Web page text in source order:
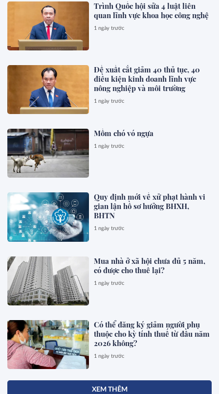
Trình Quốc hội sửa 4 luật liên
quan lĩnh vực khoa học công nghệ
1 ngày trước
Đề xuất cắt giảm 40 thủ tục, 40
điều kiện kinh doanh lĩnh vực
nông nghiệp và môi trường
1 ngày trước
Mồm chó vó ngựa
1 ngày trước
Quy định mới về xử phạt hành vi
gian lận hồ sơ hưởng BHXH,
BHTN
1 ngày trước
Mua nhà ở xã hội chưa đủ 5 năm,
có được cho thuê lại?
1 ngày trước
Có thể đăng ký giảm người phụ
thuộc cho kỳ tính thuế từ đầu năm
2026 không?
1 ngày trước
XEM THÊM